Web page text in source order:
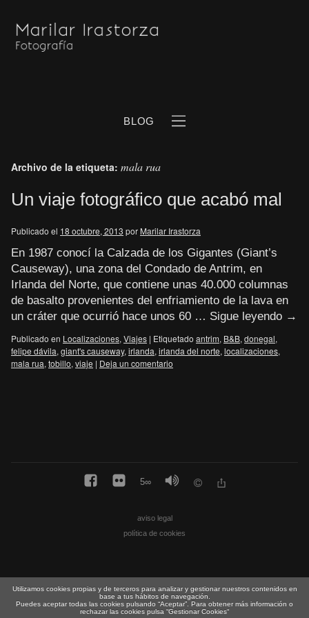
BLOG
Archivo de la etiqueta: mala rua
Un viaje fotográfico que acabó mal
Publicado el 18 octubre, 2013 por Marilar Irastorza
En 1987 conocí la Calzada de los Gigantes (Giant’s
Causeway), una zona del Condado de Antrim, en
Irlanda del Norte, que contiene unas 40.000 columnas
de basalto provenientes del enfriamiento de la lava en
un cráter que ocurrió hace unos 60 … Sigue leyendo →
Publicado en Localizaciones, Viajes | Etiquetado antrim, B&B, donegal,
felipe dávila, giant's causeway, irlanda, irlanda del norte, localizaciones,
mala rua, tobillo, viaje | Deja un comentario
5∞
aviso legal
política de cookies
Utilizamos cookies propias y de terceros para analizar y gestionar nuestros contenidos en
base a tus hábitos de navegación.
Puedes aceptar todas las cookies pulsando “Aceptar”. Para obtener más información o
rechazar las cookies pulsa “Gestionar Cookies“